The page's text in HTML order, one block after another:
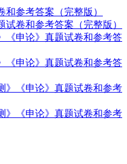
和参考答案（完整版）
试卷和参考答案（完整版）
《申论》真题试卷和参考答
《申论》真题试卷和参考答
》《申论》真题试卷和参考
》《申论》真题试卷和参考